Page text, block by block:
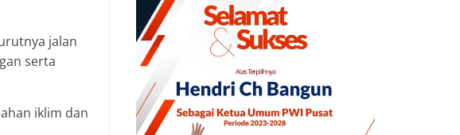
jalan
serta
iklim dan